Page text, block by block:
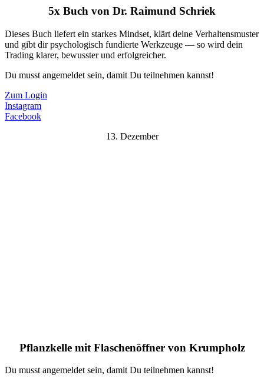
5x Buch von Dr. Raimund Schriek
Dieses Buch liefert ein starkes Mindset, klärt deine Verhaltensmuster
und gibt dir psychologisch fundierte Werkzeuge — so wird dein
Trading klarer, bewusster und erfolgreicher.
Du musst angemeldet sein, damit Du teilnehmen kannst!
Zum Login
Instagram
Facebook
13. Dezember
Pflanzkelle mit Flaschenöffner von Krumpholz
Du musst angemeldet sein, damit Du teilnehmen kannst!